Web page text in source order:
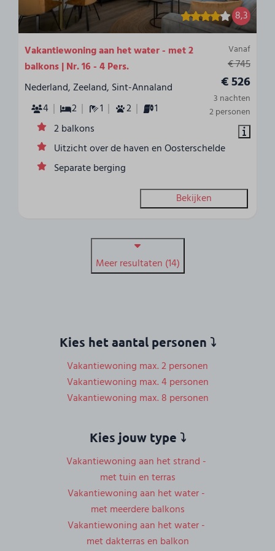
8,3
Vanaf
€ 745
€ 526
3 nachten
2 personen
Vakantiewoning aan het water - met 2
balkons | Nr. 16 - 4 Pers.
Nederland, Zeeland, Sint-Annaland
4
2 1 2
1
2 balkons
Uitzicht over de haven en Oosterschelde
Separate berging
Bekijken
Meer resultaten (14)
Kies het aantal personen ⤵
Vakantiewoning max. 2 personen
Vakantiewoning max. 4 personen
Vakantiewoning max. 8 personen
Kies jouw type ⤵
Vakantiewoning aan het strand -
met tuin en terras
Vakantiewoning aan het water -
met meerdere balkons
Vakantiewoning aan het water -
met dakterras en balkon